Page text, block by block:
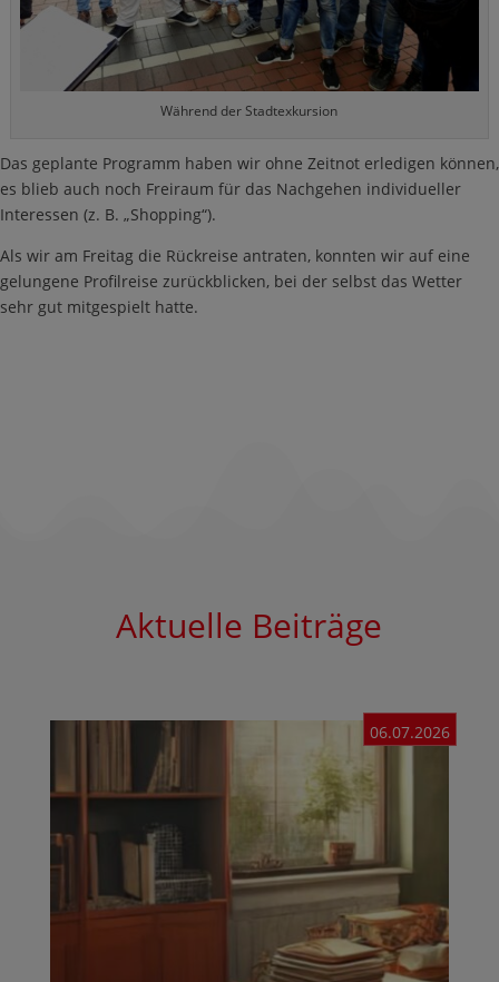
Während der Stadtexkursion
Das geplante Programm haben wir ohne Zeitnot erledigen können,
es blieb auch noch Freiraum für das Nachgehen individueller
Interessen (z. B. „Shopping“).
Als wir am Freitag die Rückreise antraten, konnten wir auf eine
gelungene Profilreise zurückblicken, bei der selbst das Wetter
sehr gut mitgespielt hatte.
Aktuelle Beiträge
06.07.2026